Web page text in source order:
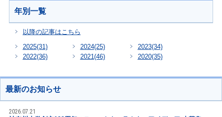
年別一覧
以降の記事はこちら
2025(31) 2024(25) 2023(34)
2022(36) 2021(46) 2020(35)
最新のお知らせ
2026.07.21